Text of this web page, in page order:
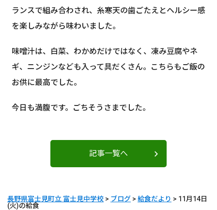
ランスで組み合わされ、糸寒天の歯ごたえとヘルシー感
を楽しみながら味わいました。
味噌汁は、白菜、わかめだけではなく、凍み豆腐やネ
ギ、ニンジンなども入って具だくさん。こちらもご飯の
お供に最高でした。
今日も満腹です。ごちそうさまでした。
記事一覧へ
長野県富士見町立 富士見中学校 > ブログ > 給食だより > 11月14日
(火)の給食